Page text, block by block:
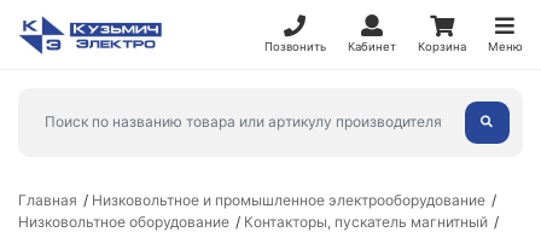
Позвонить Кабинет Корзина Меню
Главная
Низковольтное и промышленное электрооборудование
Низковольтное оборудование
Контакторы, пускатель магнитный